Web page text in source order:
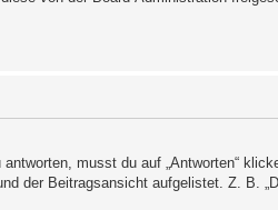
musst du auf „Antworten“
der Beitragsansicht aufgelistet. Z. B.